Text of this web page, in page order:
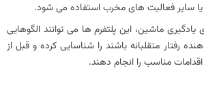
یا سایر فعالیت های مخرب استفاده می شود.
یادگیری ماشین، این پلتفرم‌ ها می‌ توانند الگوهایی
رفتار متقلبانه باشند را شناسایی کرده و قبل از
مناسب را انجام دهند.